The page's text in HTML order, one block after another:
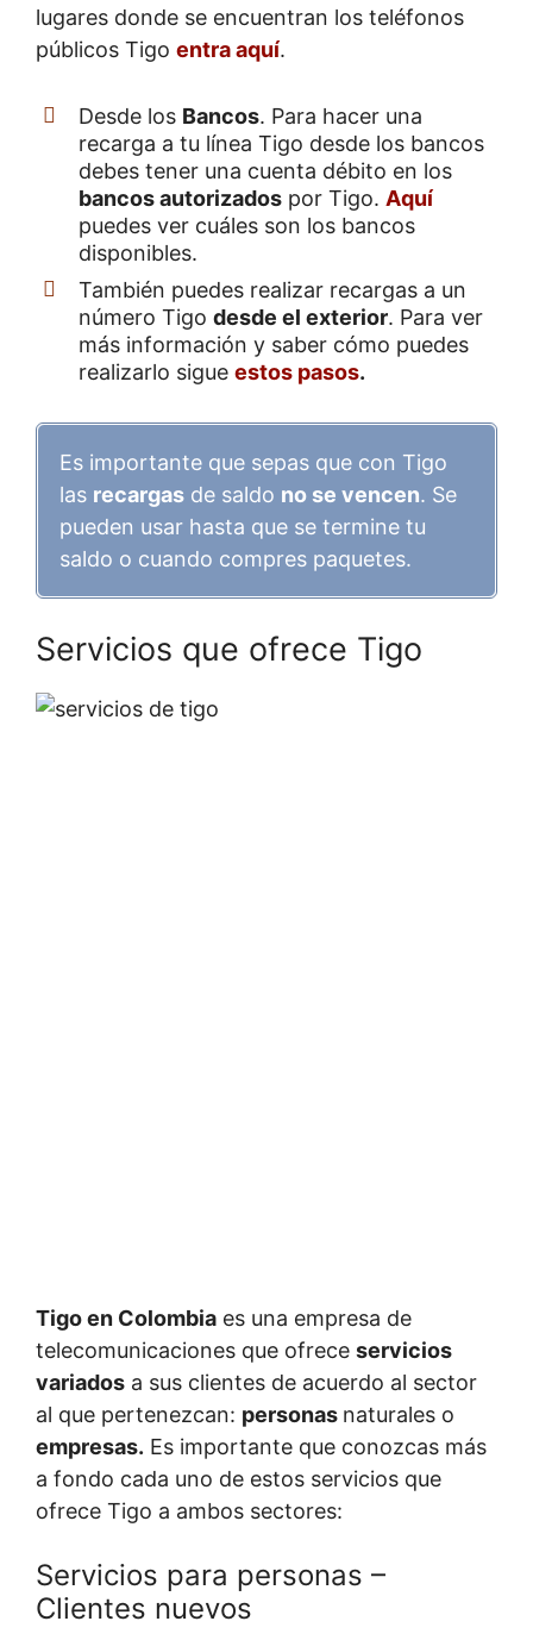
lugares donde se encuentran los teléfonos
públicos Tigo entra aquí.
Desde los Bancos. Para hacer una
recarga a tu línea Tigo desde los bancos
debes tener una cuenta débito en los
bancos autorizados por Tigo. Aquí
puedes ver cuáles son los bancos
disponibles.
También puedes realizar recargas a un
número Tigo desde el exterior. Para ver
más información y saber cómo puedes
realizarlo sigue estos pasos.
Es importante que sepas que con Tigo
las recargas de saldo no se vencen. Se
pueden usar hasta que se termine tu
saldo o cuando compres paquetes.
Servicios que ofrece Tigo
Tigo en Colombia es una empresa de
telecomunicaciones que ofrece servicios
variados a sus clientes de acuerdo al sector
al que pertenezcan: personas naturales o
empresas. Es importante que conozcas más
a fondo cada uno de estos servicios que
ofrece Tigo a ambos sectores:
Servicios para personas –
Clientes nuevos